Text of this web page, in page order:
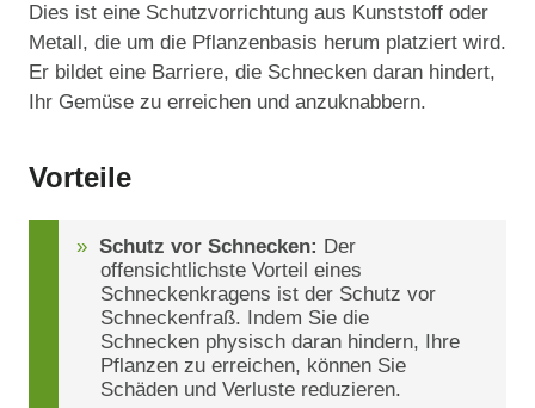
Dies ist eine Schutzvorrichtung aus Kunststoff oder
Metall, die um die Pflanzenbasis herum platziert wird.
Er bildet eine Barriere, die Schnecken daran hindert,
Ihr Gemüse zu erreichen und anzuknabbern.
Vorteile
Schutz vor Schnecken: Der
offensichtlichste Vorteil eines
Schneckenkragens ist der Schutz vor
Schneckenfraß. Indem Sie die
Schnecken physisch daran hindern, Ihre
Pflanzen zu erreichen, können Sie
Schäden und Verluste reduzieren.